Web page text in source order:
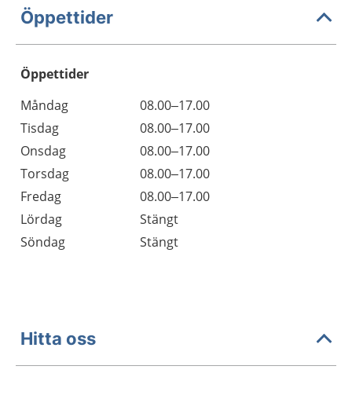
Öppettider
Öppettider
Dag
Öppettider
Kommentarer
Måndag
08.00–17.00
Tisdag
08.00–17.00
Onsdag
08.00–17.00
Torsdag
08.00–17.00
Fredag
08.00–17.00
Lördag
Stängt
Söndag
Stängt
Hitta oss